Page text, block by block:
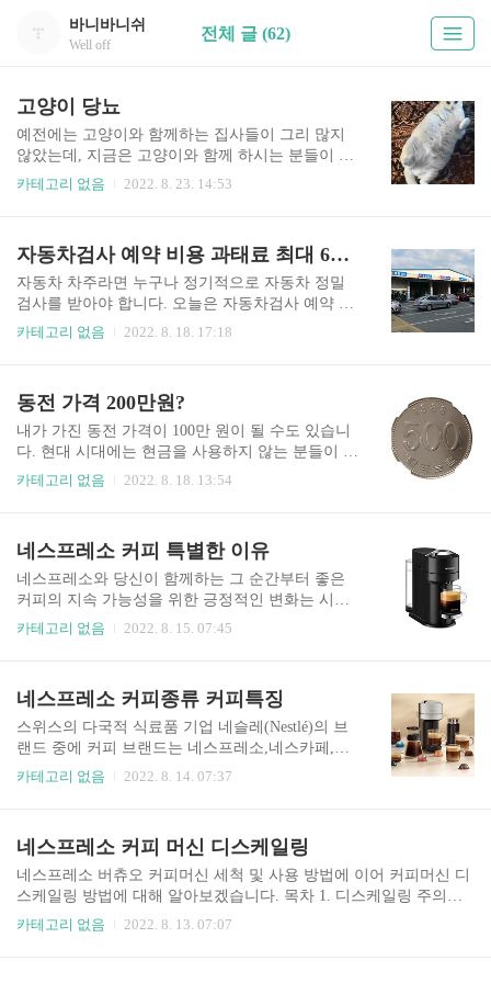
바니바니쉬
Well off
전체 글 (62)
고양이 당뇨
예전에는 고양이와 함께하는 집사들이 그리 많지
않았는데, 지금은 고양이와 함께 하시는 분들이 많
이 늘어났습니다. 오늘은 그중에 실내 생활하는 노
당뇨 혈당 관리 5. 고양이 당뇨 치료 고양이 당뇨란
당뇨란 말 그대로 혈액과 소변에서 당이 증가하는
질병입니다. 고양이 당뇨 역시 사람과 비슷합니다.
고양이의 정상 혈당 수치는 사람과 같은 80~120mg
사이 입니다. ​ 췌장에서는 인슐린이라는 호르몬을
병입니다. 인슐린은 혈액 속에서 당을 조절하는 역
할과 각..
카테고리 없음 2022. 8. 23. 14:53
자동차검사 예약 비용 과태료 최대 60만원
자동차 차주라면 누구나 정기적으로 자동차 정밀
검사를 받아야 합니다. 오늘은 자동차검사 예약 방
법에 대해 알아보겠습니다. 만약 검사 시기를 깜빡
카오톡으로 알림이 옵니다. 목차 1.​자동차 정기 검
사주기 2.만약 기간 내에 검사를 받지 않는다면? 3.
자동차 검사 예약 방법 4. 자동차 검사비용 5.자동
차 검사 방법, 소요시간 ​자동차 정기 검사주기 자동
차검사는 자동차 종류에 따라 정기검사 기간이 다
다 검사를 받으면 됩니다. 만약 기간 내에 검사를
받지 않는다면? 자동차 관리..
카테고리 없음 2022. 8. 18. 17:18
동전 가격 200만원?
내가 가진 동전 가격이 100만 원이 될 수도 있습니
다. 현대 시대에는 현금을 사용하지 않는 분들이 많
습니다. 그렇다 보니 어느 집이나 보관해둔 동전들
만 원의 가치를 가지고 있는 경우가 있기 때문입니
다. 목차 1. 희귀 동전 가격 2. 찬밥 동전 시대 3. 동
전 수집가들 4. 10원 희귀 동전 가격 5. 50원 희귀
동전 가격 6. 100원 희귀 동전 가격 7. 500원 희귀
동전 가격 희귀 동전 가격 10원짜리 동전 하나가 80
전은 어떤 동전들인지 정보를..
카테고리 없음 2022. 8. 18. 13:54
네스프레소 커피 특별한 이유
네스프레소와 당신이 함께하는 그 순간부터 좋은
커피의 지속 가능성을 위한 긍정적인 변화는 시작
됩니다. 핸드 피킹 방식 한 그루의 나무에서 자라는
든 커피 원두의 품질은 다릅니다. 각 원두 마다 등
급을 매겨 최상의 완전무결한 원두를 선별합니다.
최적의 로스팅 각각의 블렌딩 조합에 딱 맞는 로스
팅 시간과 온도를 통해 각 원두가 가진 원산지의 특
징을 최대한 끌어냅니다. 섬세한 블렌딩 네스프레
성합니다. 맞춤식 그라인딩 원두의 품종과 블렌딩
방식에 따라 맞춤식 그라인딩을 통해 커..
카테고리 없음 2022. 8. 15. 07:45
네스프레소 커피종류 커피특징
스위스의 다국적 식료품 기업 네슬레(Nestlé)의 브
랜드 중에 커피 브랜드는 네스프레소,네스카페,돌
체구스토로 나뉘어 지며 네스프레소가 네스카페,
는 깊은 풍미와 풍성한 바디감까지. 한 모금 한 모
금 섬세한 커피의 맛과 향, 그리고 일상의 특별함을
느낄 수 있는 커피 경험을 지금 바로 시작하세요.
목차 1. 네스프레소 커피 취향 2. 네스프레소 커피
특징 3. 테이스팅 TIP 네스프레소 커피 취향 다양
카테고리 없음 2022. 8. 14. 07:37
네스프레소 커피 머신 디스케일링
네스프레소 버츄오 커피머신 세척 및 사용 방법에 이어 커피머신 디
스케일링 방법에 대해 알아보겠습니다. 목차 1. 디스케일링 주의사
항 2. 버츄오 플러스 디스케일링 (20분 소요) 3. 버츄오 넥스트 디스
카테고리 없음 2022. 8. 13. 07:07